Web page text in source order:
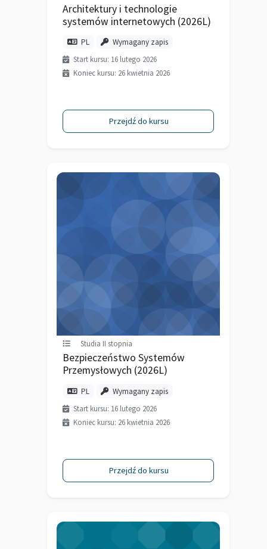
Architektury i technologie
systemów internetowych (2026L)
PL Wymagany zapis
Start kursu: 16 lutego 2026
Koniec kursu: 26 kwietnia 2026
Przejdź do kursu
Studia II stopnia
Bezpieczeństwo Systemów
Przemysłowych (2026L)
PL Wymagany zapis
Start kursu: 16 lutego 2026
Koniec kursu: 26 kwietnia 2026
Przejdź do kursu